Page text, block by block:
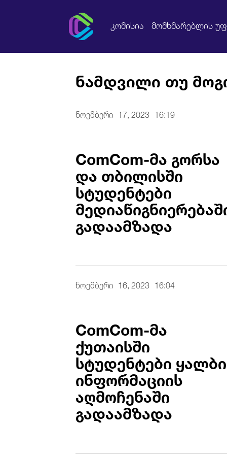
კომისია მომხმარებლის
ნამდვილი თუ
ნოემბერი 17, 2023 16:19
ComCom-მა გორსა
და თბილისში
სტუდენტები
გადაამზადა
ნოემბერი 16, 2023 16:04
ComCom-მა
ქუთაისში
სტუდენტები ყალბი
ინფორმაციის
აღმოჩენაში
გადაამზადა